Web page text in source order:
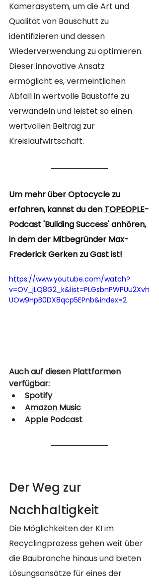
Kamerasystem, um die Art und
Qualität von Bauschutt zu
identifizieren und dessen
Wiederverwendung zu optimieren.
Dieser innovative Ansatz
ermöglicht es, vermeintlichen
Abfall in wertvolle Baustoffe zu
verwandeln und leistet so einen
wertvollen Beitrag zur
Kreislaufwirtschaft.
Um mehr über Optocycle zu
erfahren, kannst du den TOPEOPLE-
Podcast 'Building Success' anhören,
in dem der Mitbegründer Max-
Frederick Gerken zu Gast ist!
https://www.youtube.com/watch?
v=OV_jLQ8G2_k&list=PLGsbnPWPUu2Xvh
UOw9HpB0DX8qcp5EPnb&index=2
Auch auf diesen Plattformen
verfügbar:
Spotify
Amazon Music
Apple Podcast
Der Weg zur
Nachhaltigkeit
Die Möglichkeiten der KI im
Recyclingprozess gehen weit über
die Baubranche hinaus und bieten
Lösungsansätze für eines der